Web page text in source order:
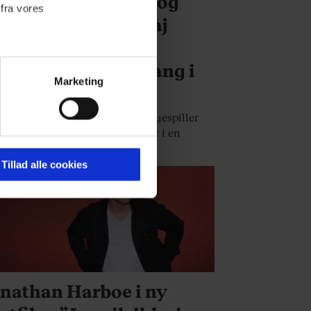
vores
indhold til dig.
i forbindelse med
læse mere om vores
i både
Marketing
Tillad alle cookies
i hegnet": Nikolaj
Fair dansk slang i
video
aktuellle 'Game of Thrones'-skuespiller
særdeles veloplagt og sjov i en
for Vanity Fair.
Harboe i ny